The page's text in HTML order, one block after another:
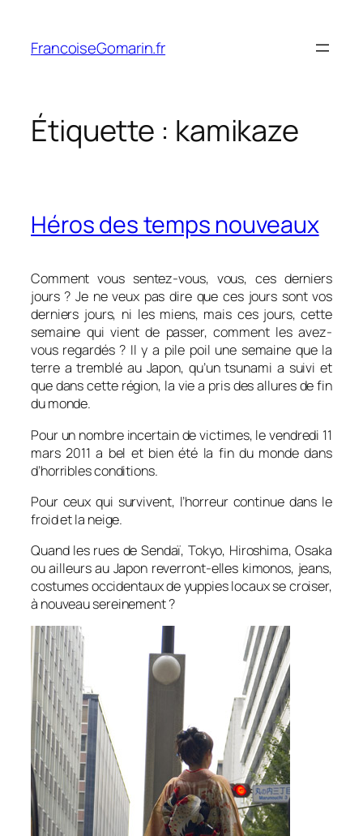
contenu
FrancoiseGomarin.fr
Étiquette : kamikaze
Héros des temps nouveaux
Comment vous sentez-vous, vous, ces derniers
jours ? Je ne veux pas dire que ces jours sont vos
derniers jours, ni les miens, mais ces jours, cette
semaine qui vient de passer, comment les avez-
vous regardés ? Il y a pile poil une semaine que la
terre a tremblé au Japon, qu’un tsunami a suivi et
que dans cette région, la vie a pris des allures de fin
du monde.
Pour un nombre incertain de victimes, le vendredi 11
mars 2011 a bel et bien été la fin du monde dans
d’horribles conditions.
Pour ceux qui survivent, l’horreur continue dans le
froid et la neige.
Quand les rues de Sendaï, Tokyo, Hiroshima, Osaka
ou ailleurs au Japon reverront-elles kimonos, jeans,
costumes occidentaux de yuppies locaux se croiser,
à nouveau sereinement ?